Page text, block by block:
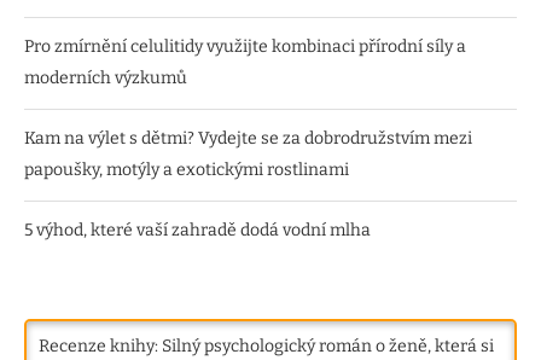
Pro zmírnění celulitidy využijte kombinaci přírodní síly a
moderních výzkumů
Kam na výlet s dětmi? Vydejte se za dobrodružstvím mezi
papoušky, motýly a exotickými rostlinami
5 výhod, které vaší zahradě dodá vodní mlha
Recenze knihy: Silný psychologický román o ženě, která si